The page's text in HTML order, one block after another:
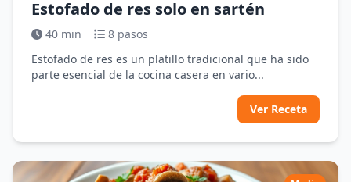
Estofado de res solo en sartén
40 min
8 pasos
Estofado de res es un platillo tradicional que ha sido
parte esencial de la cocina casera en vario...
Ver Receta